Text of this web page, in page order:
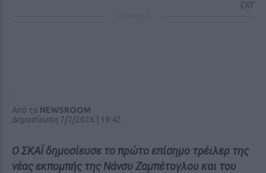
ERT
Από το NEWSROOM
Δημοσίευση 7/7/2026 | 19:42
Ο ΣΚΑΪ δημοσίευσε το πρώτο επίσημο τρέιλερ της
νέας εκπομπής της Νάνσυ Ζαμπέτογλου και του